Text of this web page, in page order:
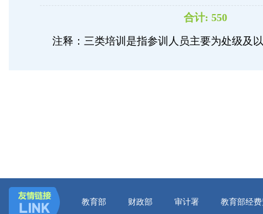
合计: 550
注释：三类培训是指参训人员主要为处级及
教育部 财政部 审计署 教育部经